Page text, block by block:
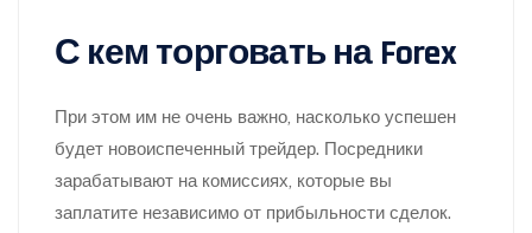
С кем торговать на Forex
При этом им не очень важно, насколько успешен
будет новоиспеченный трейдер. Посредники
зарабатывают на комиссиях, которые вы
заплатите независимо от прибыльности сделок.